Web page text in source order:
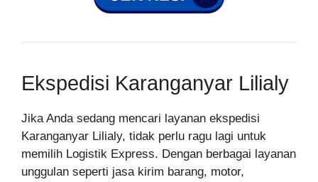
Ekspedisi Karanganyar Lilialy
Jika Anda sedang mencari layanan ekspedisi
Karanganyar Lilialy, tidak perlu ragu lagi untuk
memilih Logistik Express. Dengan berbagai layanan
unggulan seperti jasa kirim barang, motor,